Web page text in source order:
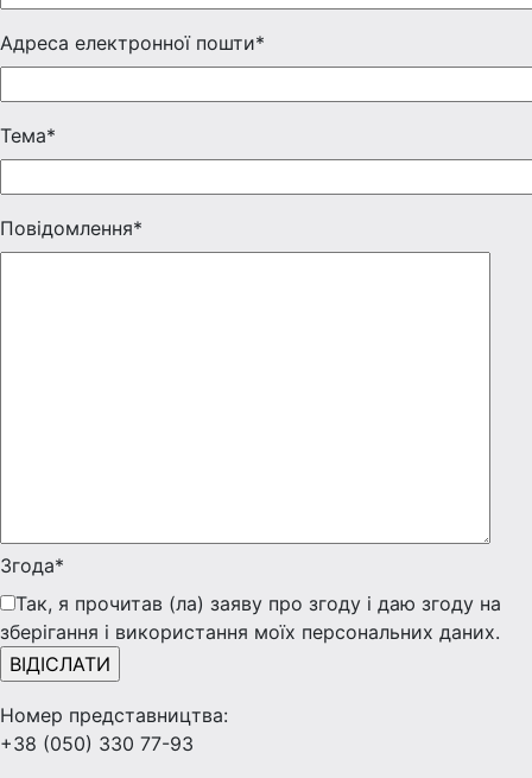
Адреса електронної пошти*
Тема*
Повідомлення*
Згода*
Так, я прочитав (ла) заяву про згоду і даю згоду на
зберігання і використання моїх персональних даних.
Номер представництва:
+38 (050) 330 77-93